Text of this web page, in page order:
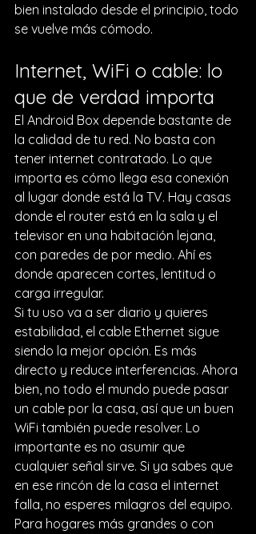
bien instalado desde el principio, todo
se vuelve más cómodo.
Internet, WiFi o cable: lo
que de verdad importa
El Android Box depende bastante de
la calidad de tu red. No basta con
tener internet contratado. Lo que
importa es cómo llega esa conexión
al lugar donde está la TV. Hay casas
donde el router está en la sala y el
televisor en una habitación lejana,
con paredes de por medio. Ahí es
donde aparecen cortes, lentitud o
carga irregular.
Si tu uso va a ser diario y quieres
estabilidad, el cable Ethernet sigue
siendo la mejor opción. Es más
directo y reduce interferencias. Ahora
bien, no todo el mundo puede pasar
un cable por la casa, así que un buen
WiFi también puede resolver. Lo
importante es no asumir que
cualquier señal sirve. Si ya sabes que
en ese rincón de la casa el internet
falla, no esperes milagros del equipo.
Para hogares más grandes o con